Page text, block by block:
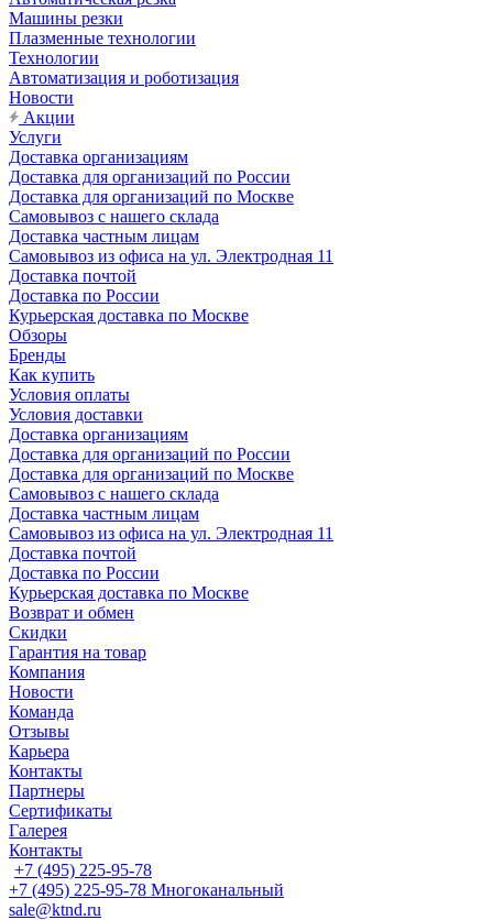
Машины резки
Плазменные технологии
Технологии
Автоматизация и роботизация
Новости
Акции
Услуги
Доставка организациям
Доставка для организаций по России
Доставка для организаций по Москве
Самовывоз с нашего склада
Доставка частным лицам
Самовывоз из офиса на ул. Электродная 11
Доставка почтой
Доставка по России
Курьерская доставка по Москве
Обзоры
Бренды
Как купить
Условия оплаты
Условия доставки
Доставка организациям
Доставка для организаций по России
Доставка для организаций по Москве
Самовывоз с нашего склада
Доставка частным лицам
Самовывоз из офиса на ул. Электродная 11
Доставка почтой
Доставка по России
Курьерская доставка по Москве
Возврат и обмен
Скидки
Гарантия на товар
Компания
Новости
Команда
Отзывы
Карьера
Контакты
Партнеры
Сертификаты
Галерея
Контакты
+7 (495) 225-95-78
+7 (495) 225-95-78 Многоканальный
sale@ktnd.ru